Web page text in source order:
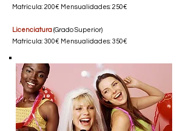
Matrícula: 200€ Mensualidades: 250€
Licenciatura(Grado Superior)
Matrícula: 300€ Mensualidades: 350€